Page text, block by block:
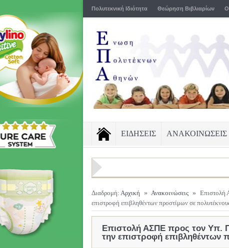
Πολυτεκνική Ιδιότητα Θεώρηση Βιβλιαρίων
ΕΙΔΗΣΕΙΣ ΑΝΑΚΟΙΝΩΣΕΙΣ
Διαδρομή: Αρχική » Ανακοινώσεις » Επιστολή
επιστροφή επιβληθέντων προστίμων σε
Επιστολή ΑΣΠΕ προς τον Υπ.
την επιστροφή επιβληθέντων